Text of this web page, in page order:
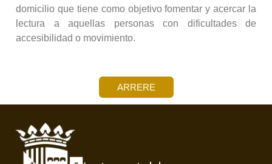
domicilio que tiene como objetivo fomentar y acercar la
lectura a aquellas personas con dificultades de
accesibilidad o movimiento.
ARRERE